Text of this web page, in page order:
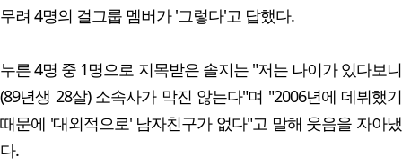
무려 4명의 걸그룹 멤버가 '그렇다'고 답했다.
누른 4명 중 1명으로 지목받은 솔지는 "저는 나이가 있다보니
(89년생 28살) 소속사가 막진 않는다"며 "2006년에 데뷔했기
때문에 '대외적으로' 남자친구가 없다"고 말해 웃음을 자아냈
다.